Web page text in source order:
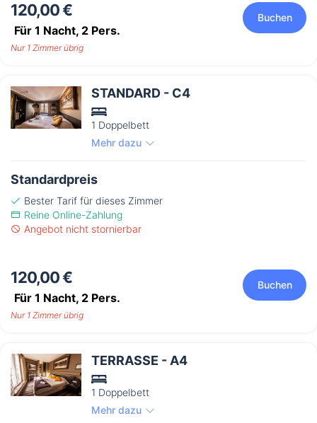
120,00 €
Für 1 Nacht, 2 Pers.
Buchen
Nur 1 Zimmer übrig
STANDARD - C4
1 Doppelbett
Mehr dazu
Standardpreis
Bester Tarif für dieses Zimmer
Reine Online-Zahlung
Angebot nicht stornierbar
120,00 €
Für 1 Nacht, 2 Pers.
Buchen
Nur 1 Zimmer übrig
TERRASSE - A4
1 Doppelbett
Mehr dazu